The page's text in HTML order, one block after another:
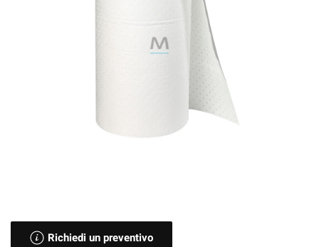
Richiedi un preventivo